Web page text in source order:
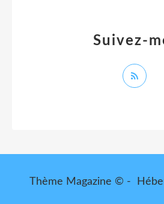
Suivez-
Thème Magazine © -